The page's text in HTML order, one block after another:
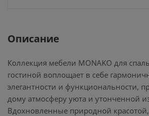
Описание
Коллекция мебели MONAKO для
гостиной воплощает в себе
элегантности и функциональности,
дому атмосферу уюта и утонченной
Вдохновленные природной